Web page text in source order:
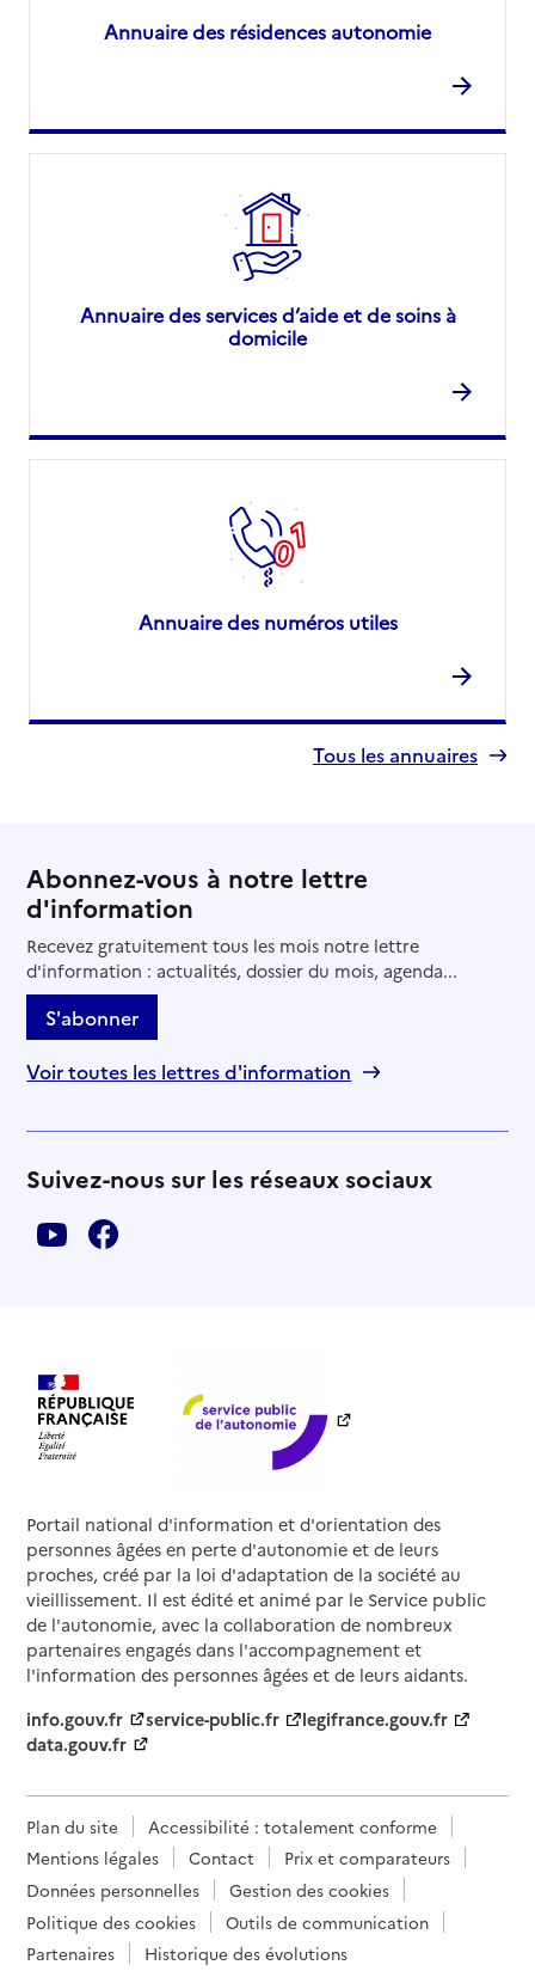
Annuaire des résidences autonomie
Annuaire des services d’aide et de soins à
domicile
Annuaire des numéros utiles
Tous les annuaires
Abonnez-vous à notre lettre
d'information
Recevez gratuitement tous les mois notre lettre
d'information : actualités, dossier du mois, agenda...
S'abonner
Voir toutes les lettres d'information
Suivez-nous sur les réseaux sociaux
Portail national d'information et d'orientation des
personnes âgées en perte d'autonomie et de leurs
proches, créé par la loi d'adaptation de la société au
vieillissement. Il est édité et animé par le Service public
de l'autonomie, avec la collaboration de nombreux
partenaires engagés dans l'accompagnement et
l'information des personnes âgées et de leurs aidants.
info.gouv.fr
service-public.fr
legifrance.gouv.fr
data.gouv.fr
Plan du site
Accessibilité : totalement conforme
Mentions légales
Contact
Prix et comparateurs
Données personnelles
Gestion des cookies
Politique des cookies
Outils de communication
Partenaires
Historique des évolutions